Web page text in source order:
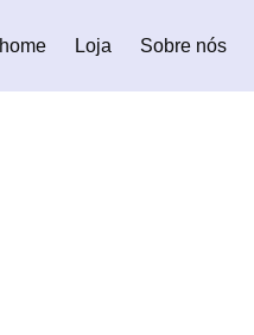
home Loja Sobre nós